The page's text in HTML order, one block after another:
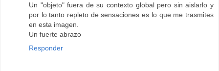
Un "objeto" fuera de su contexto global pero sin aislarlo y
por lo tanto repleto de sensaciones es lo que me trasmites
en esta imagen.
Un fuerte abrazo
Responder